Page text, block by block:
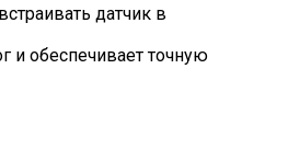
датчик в
и обеспечивает точную